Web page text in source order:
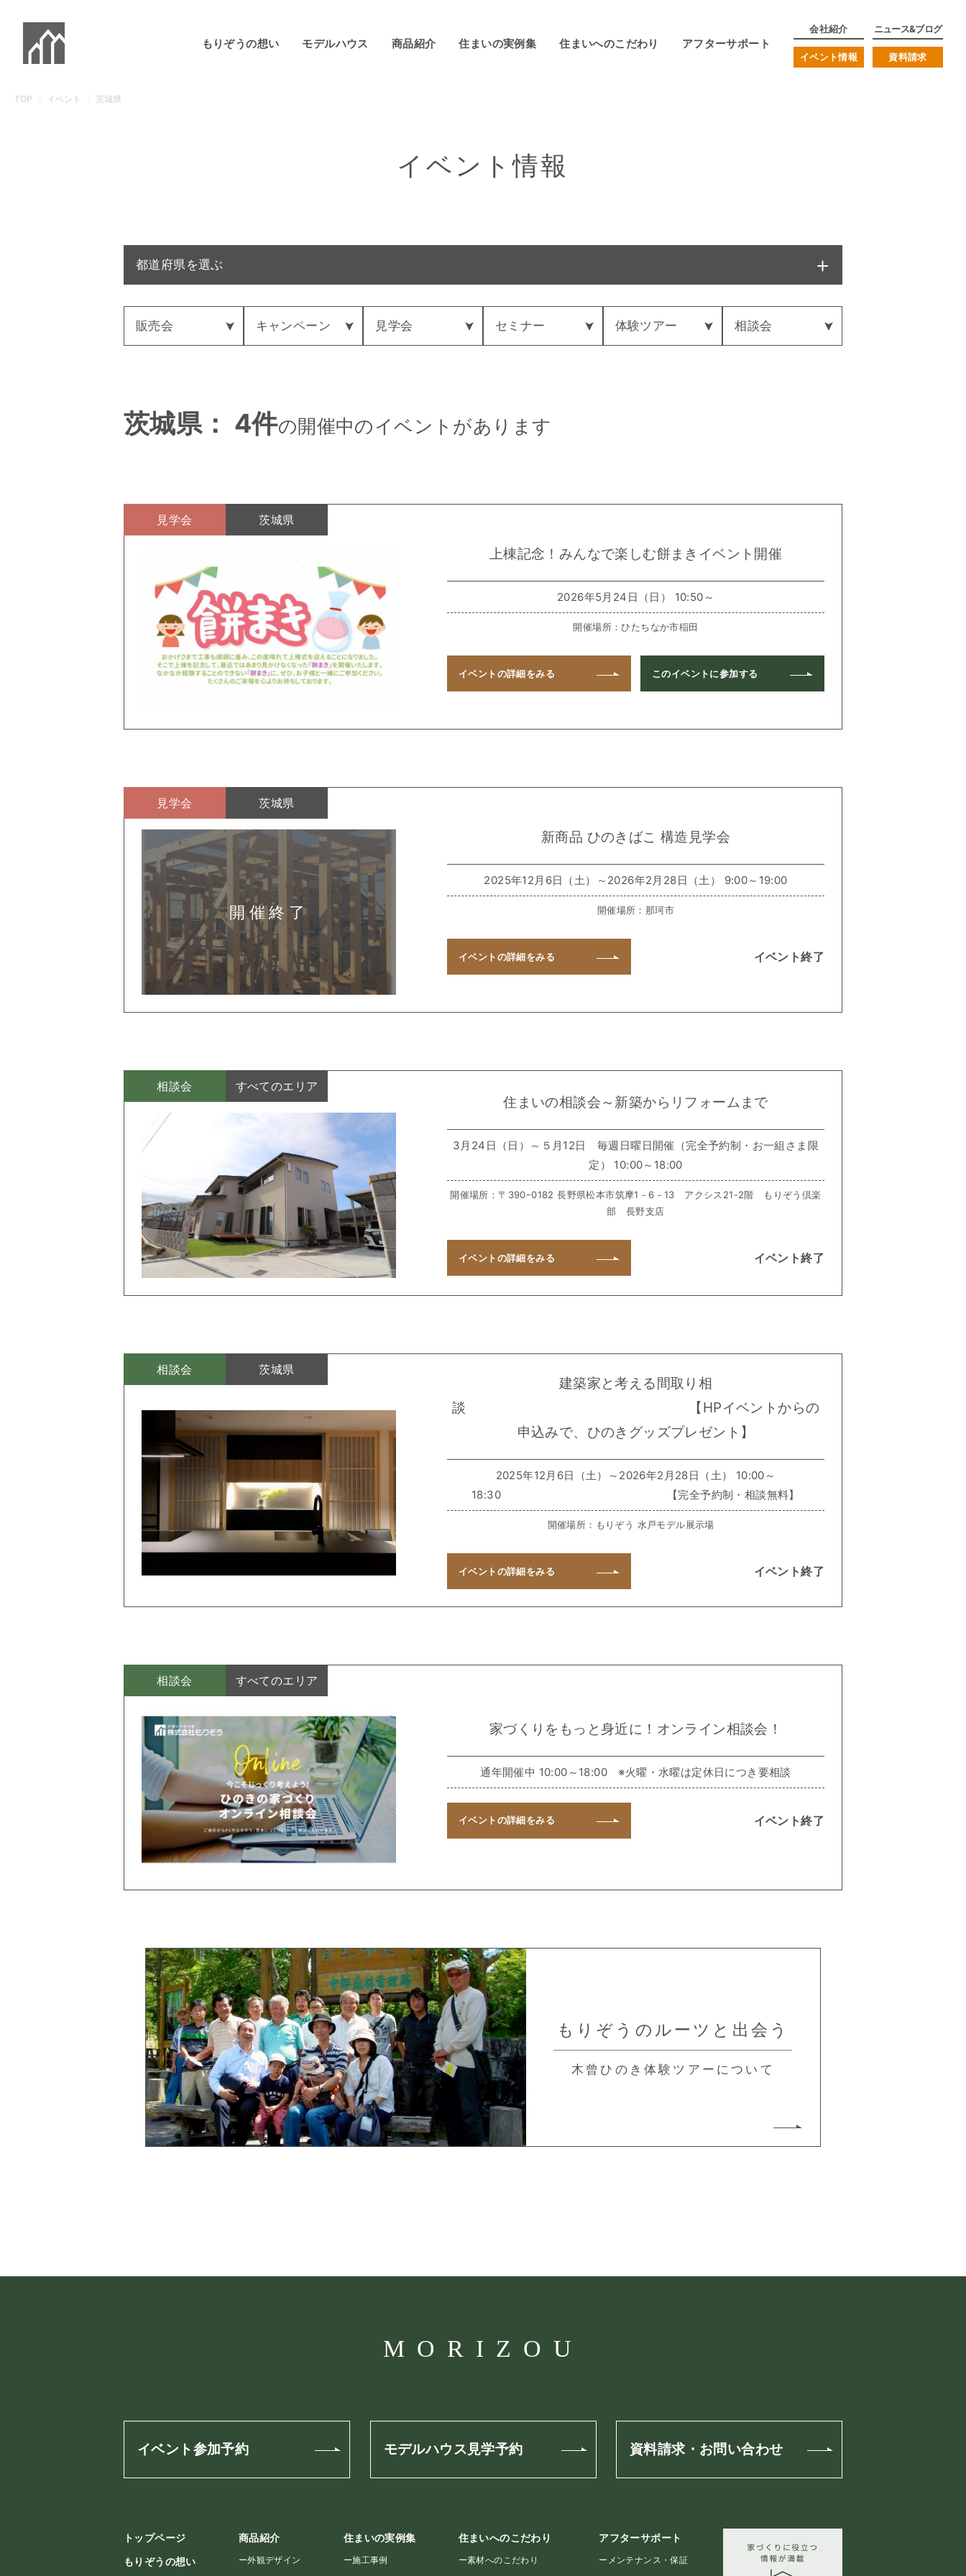
もりぞうの想い モデルハウス 商品紹介 住まいの実例集 住まいへのこだわり アフターサポート
会社紹介 ニュース&ブログ
イベント情報 資料請求
TOP イベント 茨城県
イベント情報
都道府県を選ぶ
販売会 キャンペーン 見学会 セミナー 体験ツアー 相談会
茨城県： 4件の開催中のイベントがあります
見学会 茨城県
上棟記念！みんなで楽しむ餅まきイベント開催
2026年5月24日（日） 10:50～
開催場所：ひたちなか市稲田
イベントの詳細をみる このイベントに参加する
見学会 茨城県
新商品 ひのきばこ 構造見学会
2025年12月6日（土）～2026年2月28日（土） 9:00～19:00
開催場所：那珂市
イベントの詳細をみる イベント終了
相談会 すべてのエリア
住まいの相談会～新築からリフォームまで
3月24日（日）～５月12日 毎週日曜日開催（完全予約制・お一組さま限
定） 10:00～18:00
開催場所：〒390ｰ0182 長野県松本市筑摩1－6－13 アクシス21-2階 もりぞう倶楽
部 長野支店
イベントの詳細をみる イベント終了
相談会 茨城県
建築家と考える間取り相
談 【HPイベントからの
申込みで、ひのきグッズプレゼント】
2025年12月6日（土）～2026年2月28日（土） 10:00～
18:30 【完全予約制・相談無料】
開催場所：もりぞう 水戸モデル展示場
イベントの詳細をみる イベント終了
相談会 すべてのエリア
家づくりをもっと身近に！オンライン相談会！
通年開催中 10:00～18:00 ※火曜・水曜は定休日につき要相談
イベントの詳細をみる イベント終了
もりぞうのルーツと出会う
木曾ひのき体験ツアーについて
MORIZOU
イベント参加予約 モデルハウス見学予約 資料請求・お問い合わせ
トップページ
もりぞうの想い
商品紹介
ー外観デザイン
住まいの実例集
ー施工事例
住まいへのこだわり
ー素材へのこだわり
アフターサポート
ー メンテナンス・保証